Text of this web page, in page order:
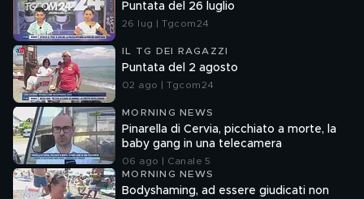
Puntata del 26 luglio
26 lug | Tgcom24
IL TG DEI RAGAZZI
Puntata del 2 agosto
02 ago | Tgcom24
MORNING NEWS
Pinarella di Cervia, picchiato a morte, la
baby gang in una telecamera
06 ago | Canale 5
MORNING NEWS
Bodyshaming, ad essere giudicati non